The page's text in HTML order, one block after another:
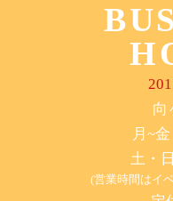
向
月~
土・
(営業時間はイ